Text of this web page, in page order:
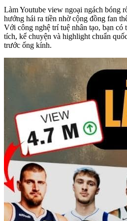
Làm Youtube view ngoại ngách bóng
hướng hái ra tiền nhờ cộng đồng fan
Với công nghệ trí tuệ nhân tạo, bạn có
tích, kể chuyện và highlight chuẩn
trước ống kính.